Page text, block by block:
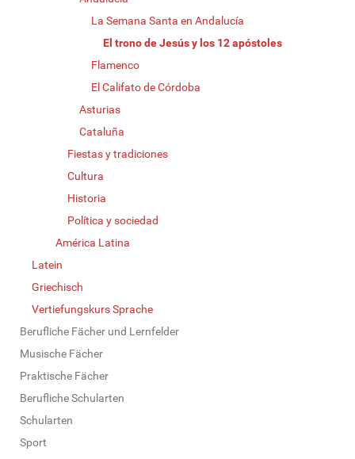
La Semana Santa en Andalucía
El trono de Jesús y los 12 apóstoles
Flamenco
El Califato de Córdoba
Asturias
Cataluña
Fiestas y tradiciones
Cultura
Historia
Política y sociedad
América Latina
Latein
Griechisch
Vertiefungskurs Sprache
Berufliche Fächer und Lernfelder
Musische Fächer
Praktische Fächer
Berufliche Schularten
Schularten
Sport